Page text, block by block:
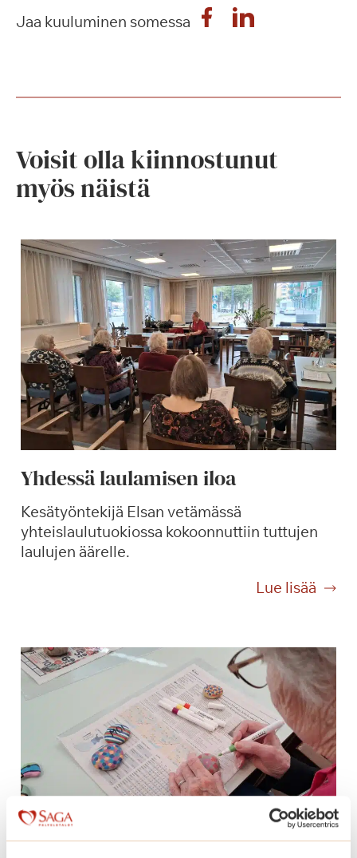
Jaa kuuluminen somessa
Voisit olla kiinnostunut
myös näistä
Yhdessä laulamisen iloa
Kesätyöntekijä Elsan vetämässä
yhteislaulutuokiossa kokoonnuttiin tuttujen
laulujen äärelle.
Lue lisää
Y
e
s
s
ä
l
a
u
l
i